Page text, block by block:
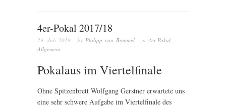
4er-Pokal 2017/18
29. Juli 2018 · by Philipp van Bömmel · in 4er-Pokal,
Allgemein
Pokalaus im Viertelfinale
Ohne Spitzenbrett Wolfgang Gerstner erwartete uns
eine sehr schwere Aufgabe im Viertelfinale des